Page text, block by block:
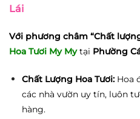
Lái
Với phương châm “Chất
Hoa Tươi My My tại Phường
Chất Lượng Hoa Tươi:Hoa
các nhà vườn uy tín, luôn
hàng.